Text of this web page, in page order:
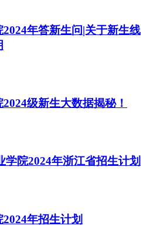
年答新生问|关于新生线
级新生大数据揭秘！
院2024年浙江省招生计划
年招生计划